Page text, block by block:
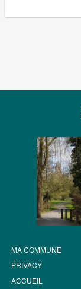
MA COMMUNE
PRIVACY
ACCUEIL